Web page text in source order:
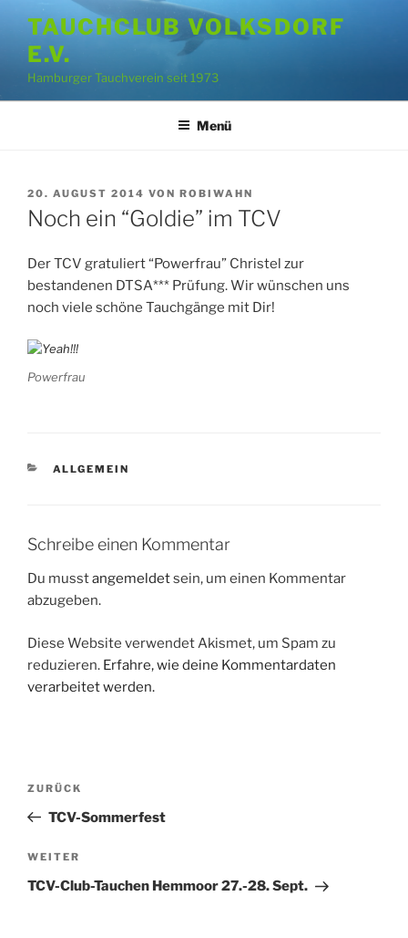
Inhalt
springen
TAUCHCLUB VOLKSDORF
E.V.
Hamburger Tauchverein seit 1973
Menü
VERÖFFENTLICHT
AM
20. AUGUST 2014 VON ROBIWAHN
Noch ein “Goldie” im TCV
Der TCV gratuliert “Powerfrau” Christel zur
bestandenen DTSA*** Prüfung. Wir wünschen uns
noch viele schöne Tauchgänge mit Dir!
Powerfrau
KATEGORIEN
ALLGEMEIN
Schreibe einen Kommentar
Du musstangemeldetsein, um einen Kommentar
abzugeben.
Diese Website verwendet Akismet, um Spam zu
reduzieren. Erfahre, wie deine Kommentardaten
verarbeitet werden.
Beitragsnavigation
Vorheriger
Beitrag
ZURÜCK
TCV-Sommerfest
Nächster
Beitrag
WEITER
TCV-Club-Tauchen Hemmoor 27.-28. Sept.